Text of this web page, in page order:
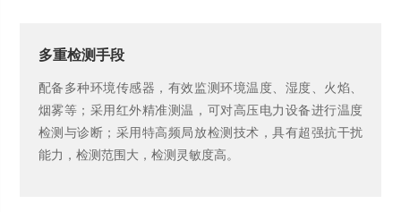
多重检测手段
配备多种环境传感器，有效监测环境温度、湿度、火焰、
烟雾等；采用红外精准测温，可对高压电力设备进行温度
检测与诊断；采用特高频局放检测技术，具有超强抗干扰
能力，检测范围大，检测灵敏度高。